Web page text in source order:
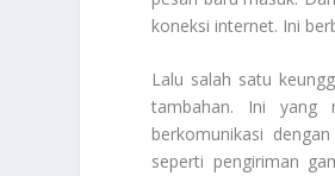
koneksi internet. Ini
Lalu salah satu
tambahan. Ini yang
berkomunikasi
seperti pengiriman